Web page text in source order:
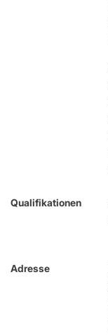
Qualifikationen
Adresse